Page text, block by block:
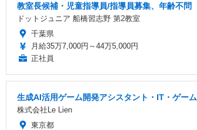
教室長候補・児童指導員/指導員募集、年齢不問
ドットジュニア 船橋習志野 第2教室
千葉県
月給35万7,000円～44万5,000円
正社員
生成AI活用ゲーム開発アシスタント・IT・ゲー
株式会社Le Lien
東京都